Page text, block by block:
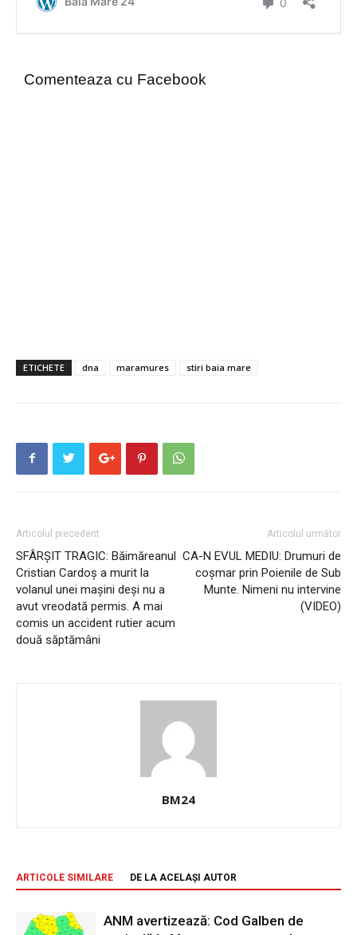
Comenteaza cu Facebook
ETICHETE dna maramures stiri baia mare
Articolul precedent
SFÂRȘIT TRAGIC: Băimăreanul
Cristian Cardoș a murit la
volanul unei mașini deși nu a
avut vreodată permis. A mai
comis un accident rutier acum
două săptămâni
Articolul următor
CA-N EVUL MEDIU: Drumuri de
coșmar prin Poienile de Sub
Munte. Nimeni nu intervine
(VIDEO)
BM24
ARTICOLE SIMILARE DE LA ACELAȘI AUTOR
ANM avertizează: Cod Galben de